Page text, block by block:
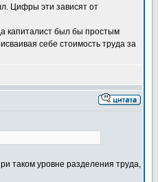
Цифры эти зависят от
капиталист был бы простым
себе стоимость труда за
таком уровне разделения труда,